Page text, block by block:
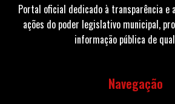
Portal oficial dedicado à transparência e
ações do poder legislativo municipal,
informação pública de
Navegação